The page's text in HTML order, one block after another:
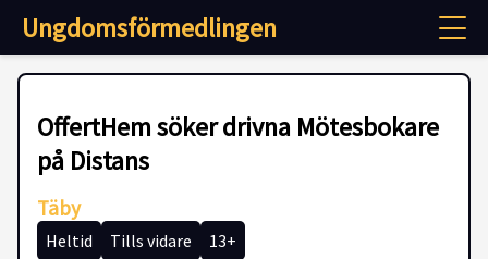
Ungdomsförmedlingen
OffertHem söker drivna Mötesbokare
på Distans
Täby
Heltid Tills vidare
13+